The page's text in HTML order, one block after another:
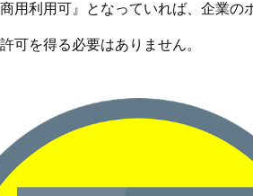
用利用可』となっていれば、企業
可を得る必要はありません。